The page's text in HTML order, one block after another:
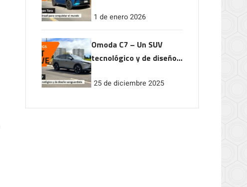
1 de enero 2026
Omoda C7 – Un SUV
tecnológico y de diseño
25 de diciembre 2025